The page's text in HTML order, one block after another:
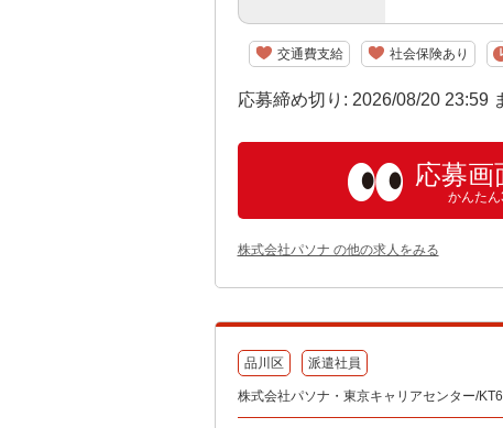
交通費支給 社会保険あり
応募締め切り: 2026/08/20 23:59
応募画
かんたん
株式会社パソナ の他の求人をみる
品川区 派遣社員
株式会社パソナ・東京キャリアセンター/